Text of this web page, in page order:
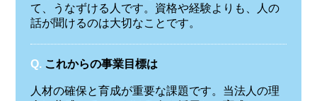
て、うなずける人です。資格や経験よりも、人の
話が聞けるのは大切なことです。
Q. これからの事業目標は
人材の確保と育成が重要な課題です。当法人の理